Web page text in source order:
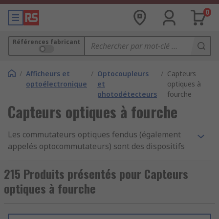
0
Références fabricant
/ Afficheurs et
optoélectronique
/ Optocoupleurs
et
photodétecteurs
/ Capteurs
optiques à
fourche
Capteurs optiques à fourche
Les commutateurs optiques fendus (également
appelés optocommutateurs) sont des dispositifs
arrêt) lorsque les faisceaux lumineux sont
interrompus dans divers types d'instruments,
systèmes et équipements.
Les commutateurs contiennent des <
215 Produits présentés pour Capteurs
optiques à fourche